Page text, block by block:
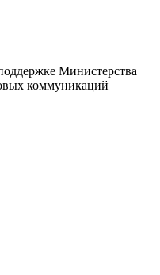
Министерства
коммуникаций